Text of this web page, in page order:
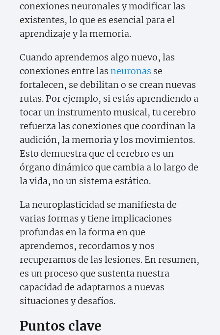
conexiones neuronales y modificar las
existentes, lo que es esencial para el
aprendizaje y la memoria.
Cuando aprendemos algo nuevo, las
conexiones entre las neuronas se
fortalecen, se debilitan o se crean nuevas
rutas. Por ejemplo, si estás aprendiendo a
tocar un instrumento musical, tu cerebro
refuerza las conexiones que coordinan la
audición, la memoria y los movimientos.
Esto demuestra que el cerebro es un
órgano dinámico que cambia a lo largo de
la vida, no un sistema estático.
La neuroplasticidad se manifiesta de
varias formas y tiene implicaciones
profundas en la forma en que
aprendemos, recordamos y nos
recuperamos de las lesiones. En resumen,
es un proceso que sustenta nuestra
capacidad de adaptarnos a nuevas
situaciones y desafíos.
Puntos clave